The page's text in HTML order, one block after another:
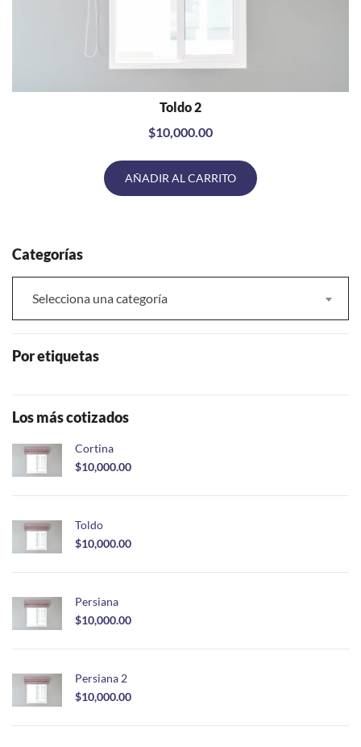
VISTA RÁPIDA
Toldo 2
$10,000.00
AÑADIR AL CARRITO
Categorías
Selecciona una categoría
Por etiquetas
Los más cotizados
Cortina
$10,000.00
Toldo
$10,000.00
Persiana
$10,000.00
Persiana 2
$10,000.00